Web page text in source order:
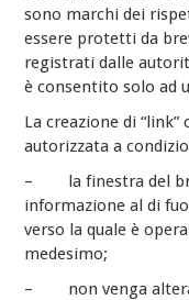
sono marchi dei
essere protetti da
registrati dalle
è consentito solo ad
La creazione di
autorizzata a
– la finestra del
informazione al di
verso la quale è
medesimo;
– non venga